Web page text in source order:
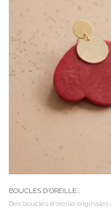
BOUCLES D'OREILLE...
Des boucles d'oreille